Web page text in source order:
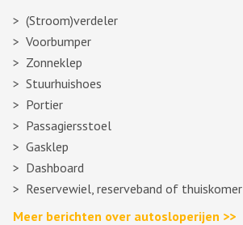
(Stroom)verdeler
Voorbumper
Zonneklep
Stuurhuishoes
Portier
Passagiersstoel
Gasklep
Dashboard
Reservewiel, reserveband of thuiskomer
Meer berichten over autosloperijen >>